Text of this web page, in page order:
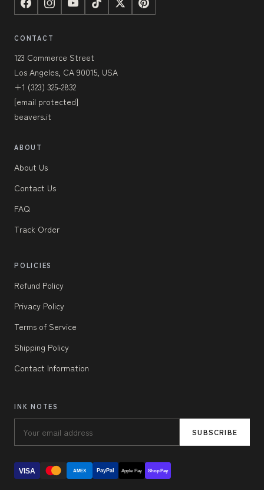
CONTACT
123 Commerce Street
Los Angeles, CA 90015, USA
+1 (323) 325-2832
[email protected]
beavers.it
ABOUT
About Us
Contact Us
FAQ
Track Order
POLICIES
Refund Policy
Privacy Policy
Terms of Service
Shipping Policy
Contact Information
INK NOTES
SUBSCRIBE
VISA AMEX PayPal Apple Pay Shop Pay